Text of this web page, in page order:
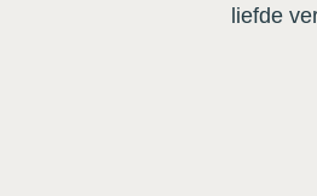
liefde